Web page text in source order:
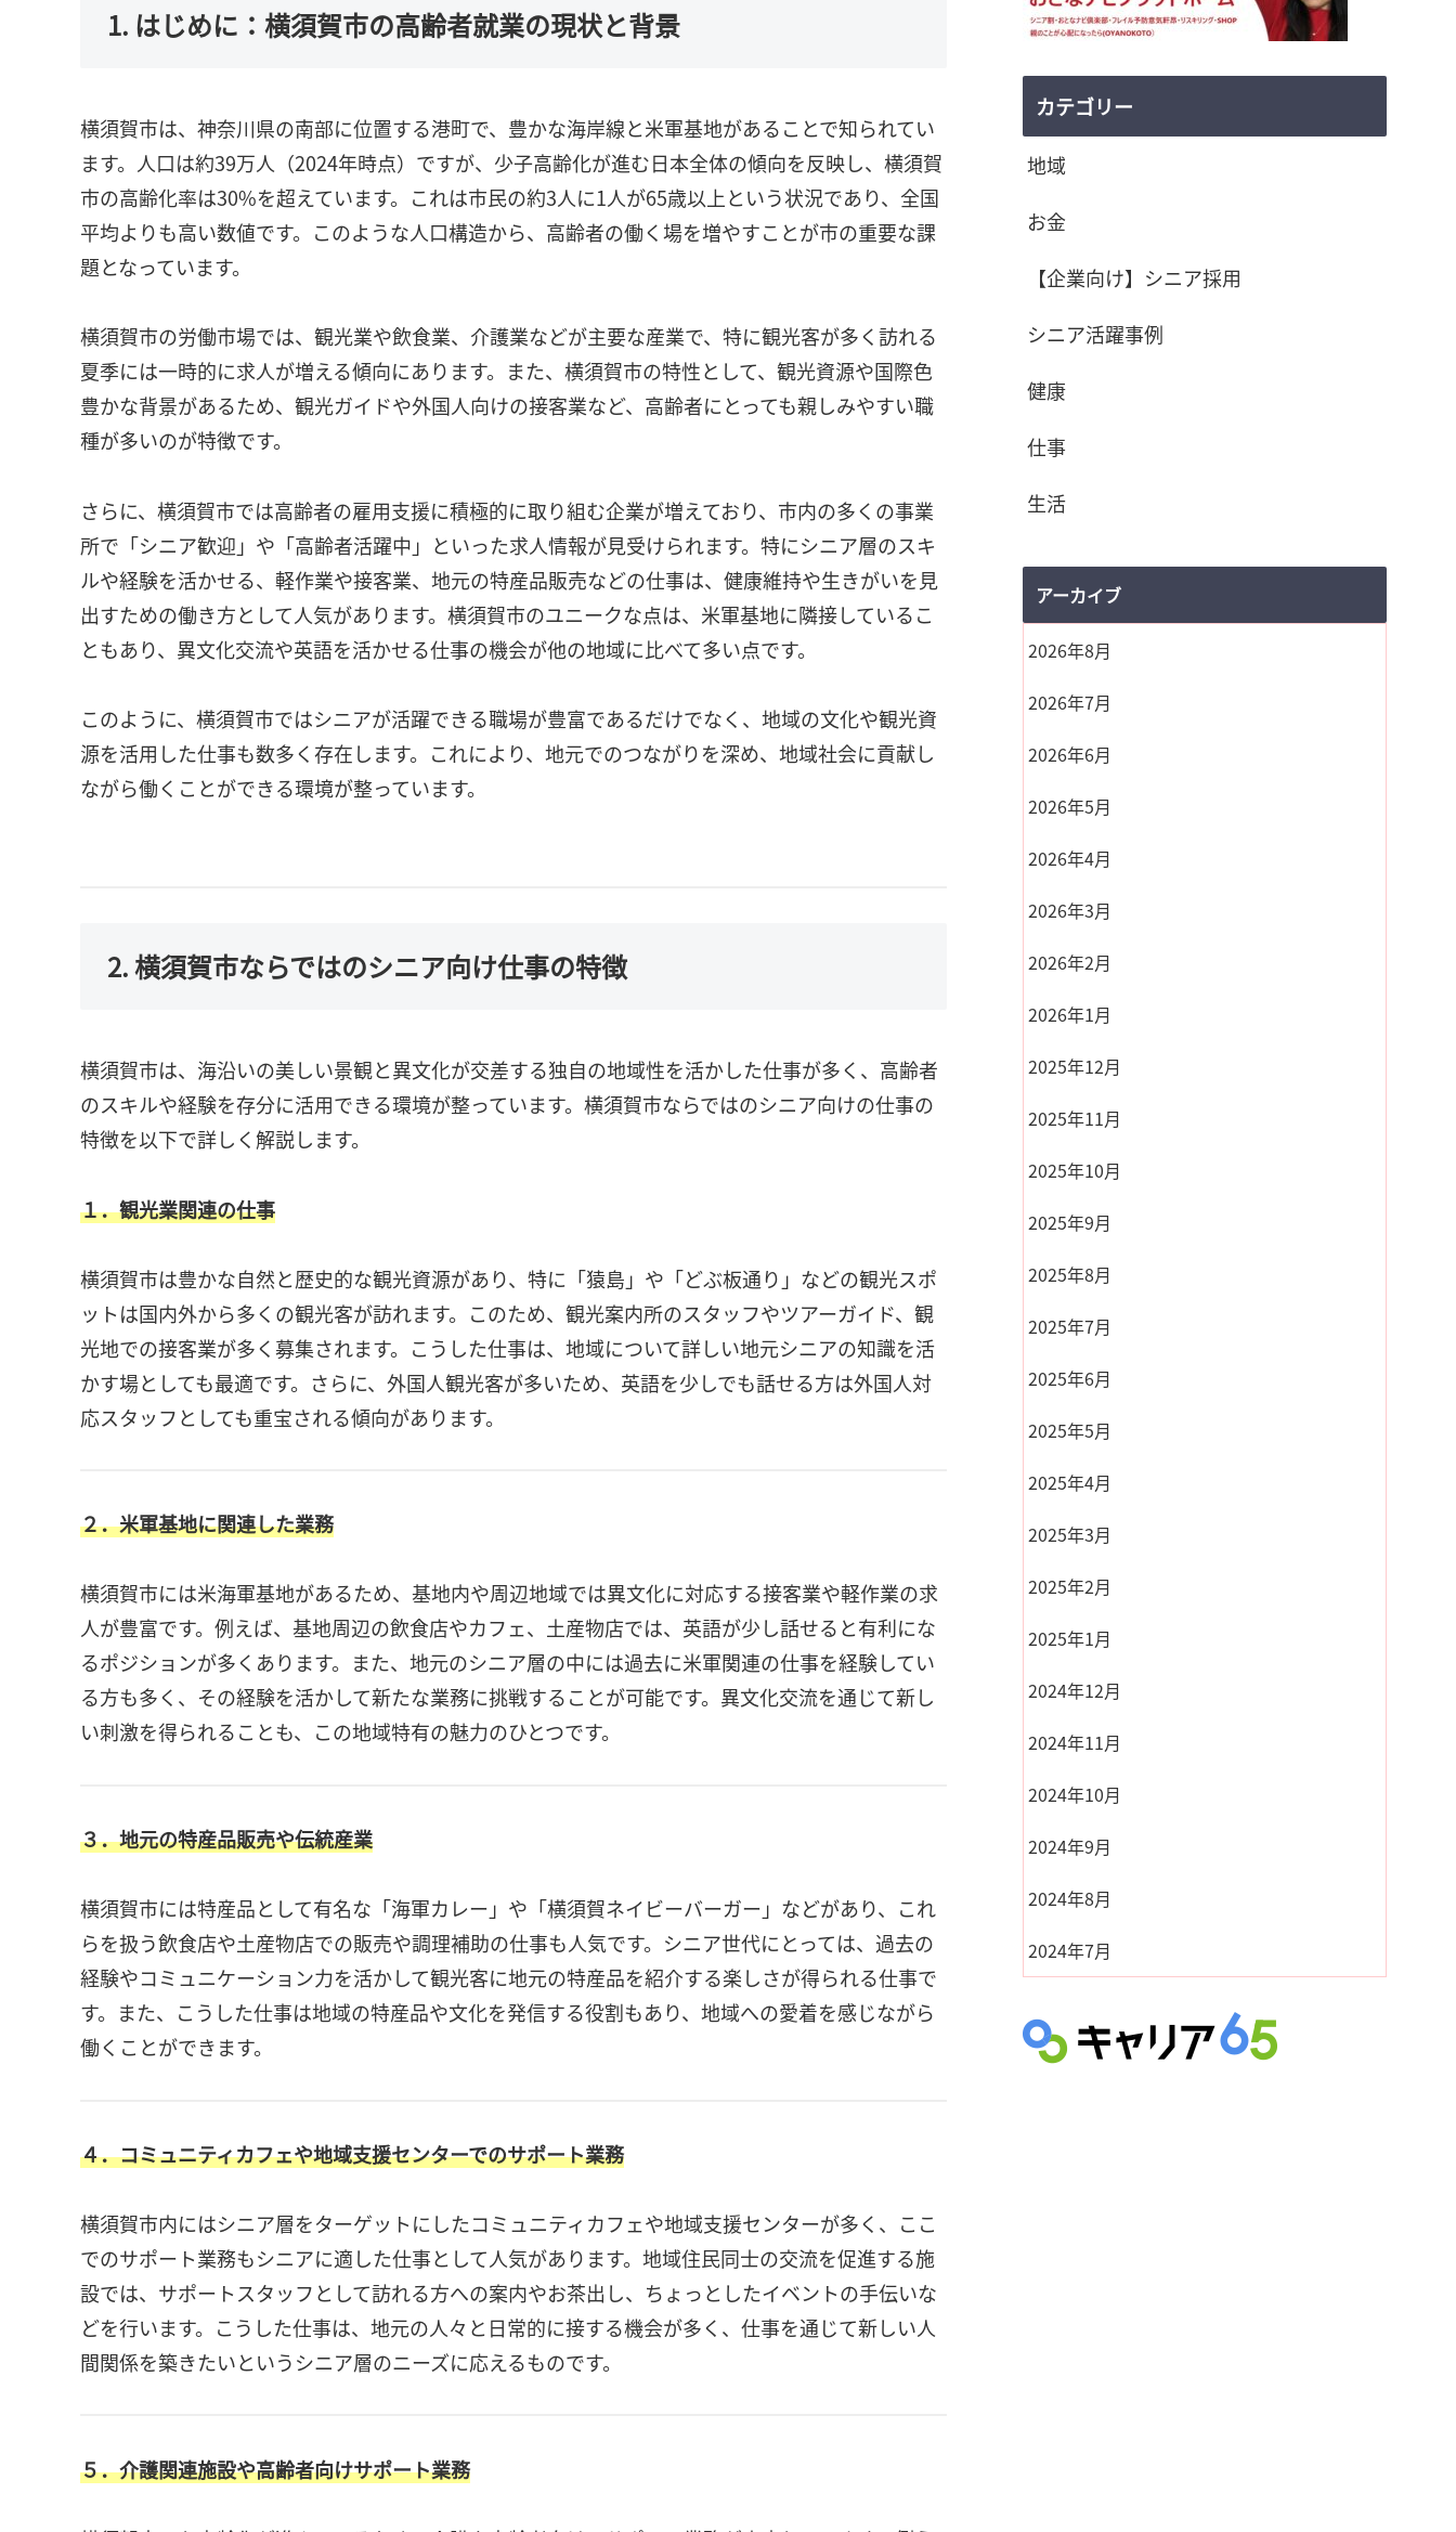
1. はじめに：横須賀市の高齢者就業の現状と背景
横須賀市は、神奈川県の南部に位置する港町で、豊かな海岸線と米軍基地があることで知られてい
ます。人口は約39万人（2024年時点）ですが、少子高齢化が進む日本全体の傾向を反映し、横須賀
市の高齢化率は30%を超えています。これは市民の約3人に1人が65歳以上という状況であり、全国
平均よりも高い数値です。このような人口構造から、高齢者の働く場を増やすことが市の重要な課
題となっています。
横須賀市の労働市場では、観光業や飲食業、介護業などが主要な産業で、特に観光客が多く訪れる
夏季には一時的に求人が増える傾向にあります。また、横須賀市の特性として、観光資源や国際色
豊かな背景があるため、観光ガイドや外国人向けの接客業など、高齢者にとっても親しみやすい職
種が多いのが特徴です。
さらに、横須賀市では高齢者の雇用支援に積極的に取り組む企業が増えており、市内の多くの事業
所で「シニア歓迎」や「高齢者活躍中」といった求人情報が見受けられます。特にシニア層のスキ
ルや経験を活かせる、軽作業や接客業、地元の特産品販売などの仕事は、健康維持や生きがいを見
出すための働き方として人気があります。横須賀市のユニークな点は、米軍基地に隣接しているこ
ともあり、異文化交流や英語を活かせる仕事の機会が他の地域に比べて多い点です。
このように、横須賀市ではシニアが活躍できる職場が豊富であるだけでなく、地域の文化や観光資
源を活用した仕事も数多く存在します。これにより、地元でのつながりを深め、地域社会に貢献し
ながら働くことができる環境が整っています。
2. 横須賀市ならではのシニア向け仕事の特徴
横須賀市は、海沿いの美しい景観と異文化が交差する独自の地域性を活かした仕事が多く、高齢者
のスキルや経験を存分に活用できる環境が整っています。横須賀市ならではのシニア向けの仕事の
特徴を以下で詳しく解説します。
１．観光業関連の仕事
横須賀市は豊かな自然と歴史的な観光資源があり、特に「猿島」や「どぶ板通り」などの観光スポ
ットは国内外から多くの観光客が訪れます。このため、観光案内所のスタッフやツアーガイド、観
光地での接客業が多く募集されます。こうした仕事は、地域について詳しい地元シニアの知識を活
かす場としても最適です。さらに、外国人観光客が多いため、英語を少しでも話せる方は外国人対
応スタッフとしても重宝される傾向があります。
２．米軍基地に関連した業務
横須賀市には米海軍基地があるため、基地内や周辺地域では異文化に対応する接客業や軽作業の求
人が豊富です。例えば、基地周辺の飲食店やカフェ、土産物店では、英語が少し話せると有利にな
るポジションが多くあります。また、地元のシニア層の中には過去に米軍関連の仕事を経験してい
る方も多く、その経験を活かして新たな業務に挑戦することが可能です。異文化交流を通じて新し
い刺激を得られることも、この地域特有の魅力のひとつです。
３．地元の特産品販売や伝統産業
横須賀市には特産品として有名な「海軍カレー」や「横須賀ネイビーバーガー」などがあり、これ
らを扱う飲食店や土産物店での販売や調理補助の仕事も人気です。シニア世代にとっては、過去の
経験やコミュニケーション力を活かして観光客に地元の特産品を紹介する楽しさが得られる仕事で
す。また、こうした仕事は地域の特産品や文化を発信する役割もあり、地域への愛着を感じながら
働くことができます。
４．コミュニティカフェや地域支援センターでのサポート業務
横須賀市内にはシニア層をターゲットにしたコミュニティカフェや地域支援センターが多く、ここ
でのサポート業務もシニアに適した仕事として人気があります。地域住民同士の交流を促進する施
設では、サポートスタッフとして訪れる方への案内やお茶出し、ちょっとしたイベントの手伝いな
どを行います。こうした仕事は、地元の人々と日常的に接する機会が多く、仕事を通じて新しい人
間関係を築きたいというシニア層のニーズに応えるものです。
５．介護関連施設や高齢者向けサポート業務
カテゴリー
地域
お金
【企業向け】シニア採用
シニア活躍事例
健康
仕事
生活
アーカイブ
2026年8月
2026年7月
2026年6月
2026年5月
2026年4月
2026年3月
2026年2月
2026年1月
2025年12月
2025年11月
2025年10月
2025年9月
2025年8月
2025年7月
2025年6月
2025年5月
2025年4月
2025年3月
2025年2月
2025年1月
2024年12月
2024年11月
2024年10月
2024年9月
2024年8月
2024年7月